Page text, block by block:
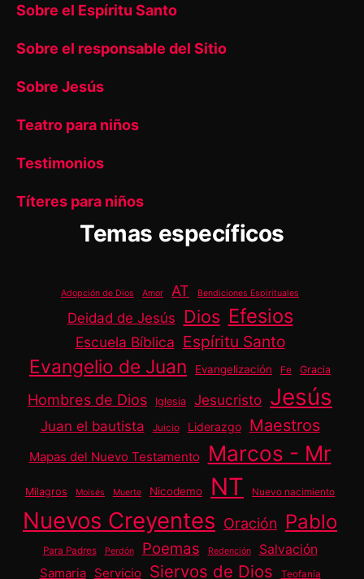
Sobre el Espíritu Santo
Sobre el responsable del Sitio
Sobre Jesús
Teatro para niños
Testimonios
Títeres para niños
Temas específicos
Adopción de Dios Amor AT Bendiciones Espirituales
Deidad de Jesús Dios Efesios
Escuela Bíblica Espíritu Santo
Evangelio de Juan Evangelización Fe Gracia
Hombres de Dios Iglesia Jesucristo Jesús
Juan el bautista Juicio Liderazgo Maestros
Mapas del Nuevo Testamento Marcos - Mr
Milagros Moisés Muerte Nicodemo NT Nuevo nacimiento
Nuevos Creyentes Oración Pablo
Para Padres Perdón Poemas Redención
Salvación
Samaria
Servicio Siervos de Dios Teofanía